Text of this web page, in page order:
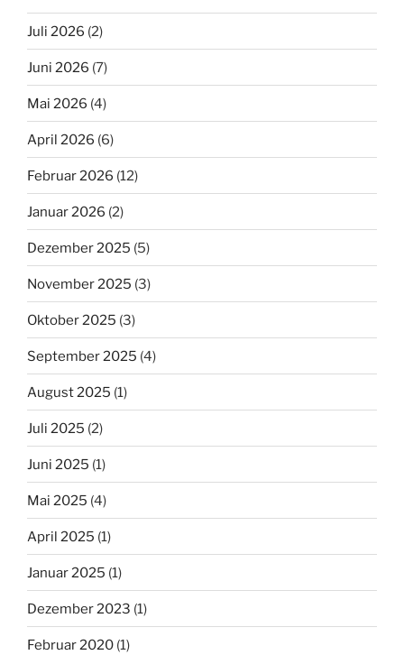
Juli 2026 (2)
Juni 2026 (7)
Mai 2026 (4)
April 2026 (6)
Februar 2026 (12)
Januar 2026 (2)
Dezember 2025 (5)
November 2025 (3)
Oktober 2025 (3)
September 2025 (4)
August 2025 (1)
Juli 2025 (2)
Juni 2025 (1)
Mai 2025 (4)
April 2025 (1)
Januar 2025 (1)
Dezember 2023 (1)
Februar 2020 (1)